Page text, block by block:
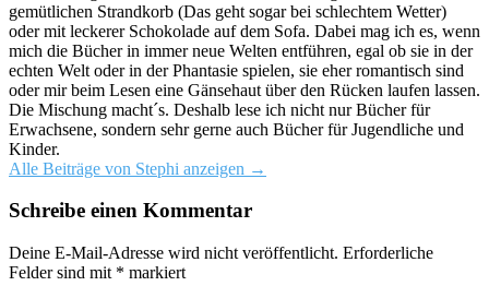
gemütlichen Strandkorb (Das geht sogar bei schlechtem Wetter)
oder mit leckerer Schokolade auf dem Sofa. Dabei mag ich es, wenn
mich die Bücher in immer neue Welten entführen, egal ob sie in der
echten Welt oder in der Phantasie spielen, sie eher romantisch sind
oder mir beim Lesen eine Gänsehaut über den Rücken laufen lassen.
Die Mischung macht´s. Deshalb lese ich nicht nur Bücher für
Erwachsene, sondern sehr gerne auch Bücher für Jugendliche und
Kinder.
Alle Beiträge von Stephi anzeigen →
Schreibe einen Kommentar
Deine E-Mail-Adresse wird nicht veröffentlicht. Erforderliche
Felder sind mit * markiert